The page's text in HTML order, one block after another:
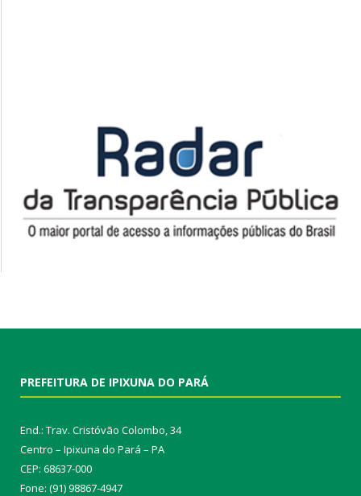
PREFEITURA DE IPIXUNA DO PARÁ
End.: Trav. Cristóvão Colombo, 34
Centro – Ipixuna do Pará – PA
CEP: 68637-000
Fone: (91) 98867-4947